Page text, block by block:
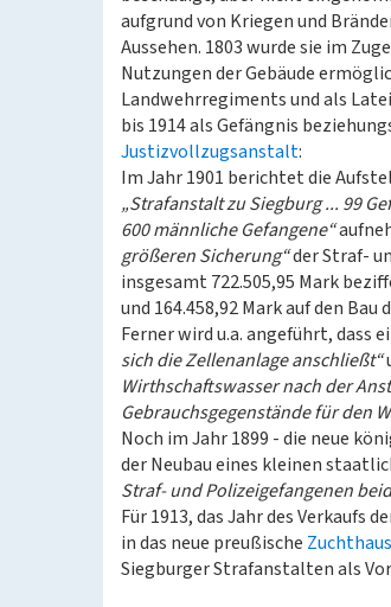
aufgrund von Kriegen und
Aussehen. 1803 wurde sie im
Nutzungen der Gebäude
Landwehrregiments und als
bis 1914 als Gefängnis
Justizvollzugsanstalt:
Im Jahr 1901 berichtet die
„Strafanstalt zu Siegburg ... 99
600 männliche Gefangene“
größeren Sicherung“der Straf-
insgesamt 722.505,95 Mark
und 164.458,92 Mark auf den
Ferner wird u.a. angeführt, dass
sich die Zellenanlage anschließt“
Wirthschaftswasser nach der
Gebrauchsgegenstände für den
Noch im Jahr 1899 - die neue
der Neubau eines kleinen
Straf- und Polizeigefangenen
Für 1913, das Jahr des Verkaufs
in das neue preußische
Siegburger Strafanstalten als